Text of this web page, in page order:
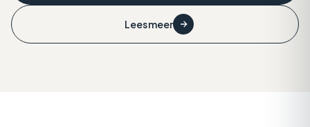
Lees meer
4